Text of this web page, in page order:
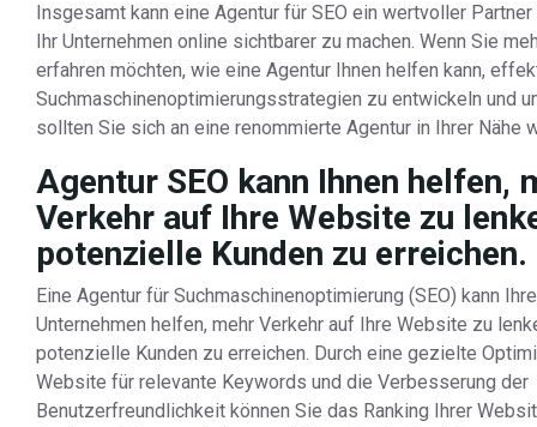
Insgesamt kann eine Agentur für SEO ein wertvoller Partner
Ihr Unternehmen online sichtbarer zu machen. Wenn Sie
erfahren möchten, wie eine Agentur Ihnen helfen kann,
Suchmaschinenoptimierungsstrategien zu entwickeln und
sollten Sie sich an eine renommierte Agentur in Ihrer Nähe
Agentur SEO kann Ihnen helfen,
Verkehr auf Ihre Website zu
potenzielle Kunden zu erreichen.
Eine Agentur für Suchmaschinenoptimierung (SEO) kann
Unternehmen helfen, mehr Verkehr auf Ihre Website zu
potenzielle Kunden zu erreichen. Durch eine gezielte
Website für relevante Keywords und die Verbesserung der
Benutzerfreundlichkeit können Sie das Ranking Ihrer